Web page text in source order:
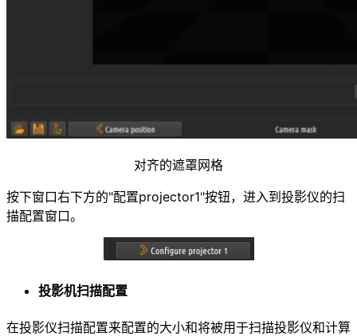
对齐的遮罩网格
按下窗口右下方的"配置projector1"按钮，进入到投影仪的扫
描配置窗口。
投影机扫描配置
在投影仪扫描配置来配置的大小和将被用于扫描投影仪和计算